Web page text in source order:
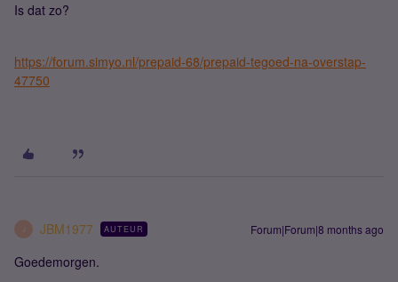
Is dat zo?
https://forum.simyo.nl/prepaid-68/prepaid-tegoed-na-overstap-
47750
J JBM1977 AUTEUR Forum|Forum|8 months ago
Goedemorgen.